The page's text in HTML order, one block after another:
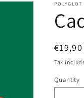
POLYGLOT
price
€19,90
Tax
Quantity